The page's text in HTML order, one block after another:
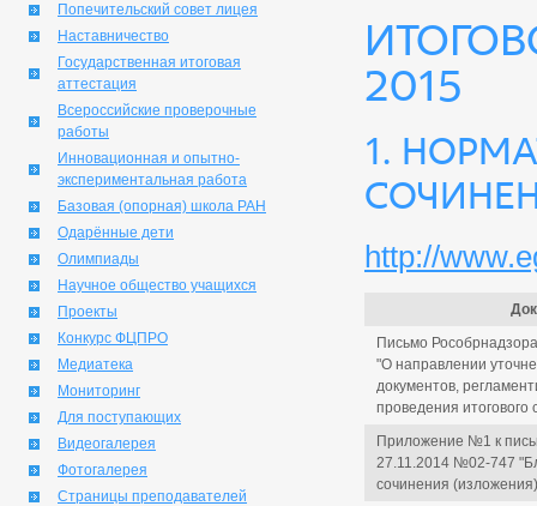
Попечительский совет лицея
Наставничество
Государственная итоговая
аттестация
Всероссийские проверочные
работы
Инновационная и опытно-
экспериментальная работа
Базовая (опорная) школа РАН
Одарённые дети
Олимпиады
Научное общество учащихся
Проекты
Конкурс ФЦПРО
Медиатека
Мониторинг
Для поступающих
Видеогалерея
Фотогалерея
Страницы преподавателей
2015
1.
http://
Письмо
"О направлении
документов,
проведения
Приложение №1 к
27.11.2014 №02-747
сочинения